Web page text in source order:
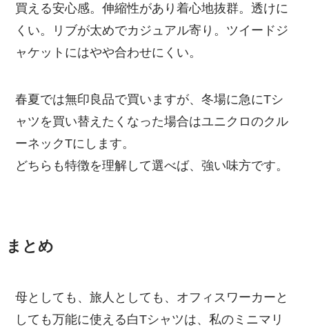
買える安心感。伸縮性があり着心地抜群。透けに
くい。リブが太めでカジュアル寄り。ツイードジ
ャケットにはやや合わせにくい。
春夏では無印良品で買いますが、冬場に急にTシ
ャツを買い替えたくなった場合はユニクロのクル
ーネックTにします。
どちらも特徴を理解して選べば、強い味方です。
まとめ
母としても、旅人としても、オフィスワーカーと
しても万能に使える白Tシャツは、私のミニマリ